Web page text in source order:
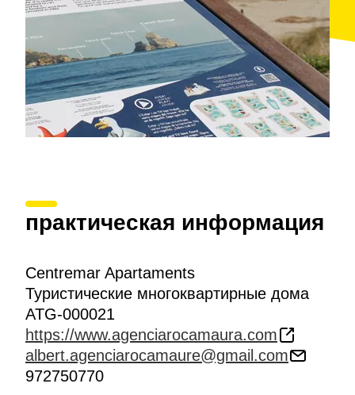
практическая информация
Centremar Apartaments
Туристические многоквартирные дома
ATG-000021
https://www.agenciarocamaura.com
albert.agenciarocamaure@gmail.com
972750770